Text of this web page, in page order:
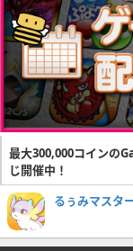
最大300,000コインの
じ開催中！
るぅみマスタ